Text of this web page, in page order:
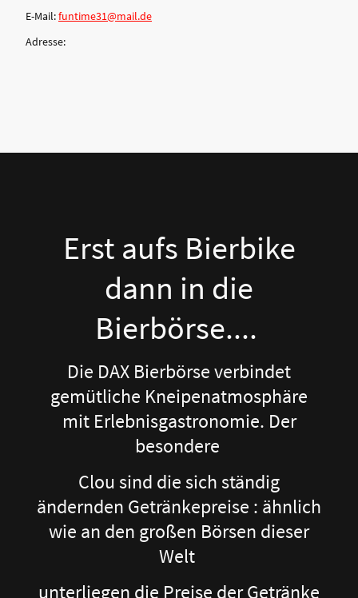
E-Mail:funtime31@mail.de
Adresse:
Erst aufs Bierbike
dann in die
Bierbörse....
Die DAX Bierbörse verbindet
gemütliche Kneipenatmosphäre
mit Erlebnisgastronomie. Der
besondere
Clou sind die sich ständig
ändernden Getränkepreise : ähnlich
wie an den großen Börsen dieser
Welt
unterliegen die Preise der Getränke